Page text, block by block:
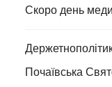
Скоро день
Почаївська